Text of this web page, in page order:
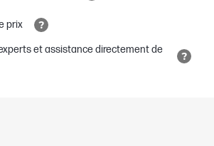
prix
et assistance directement de